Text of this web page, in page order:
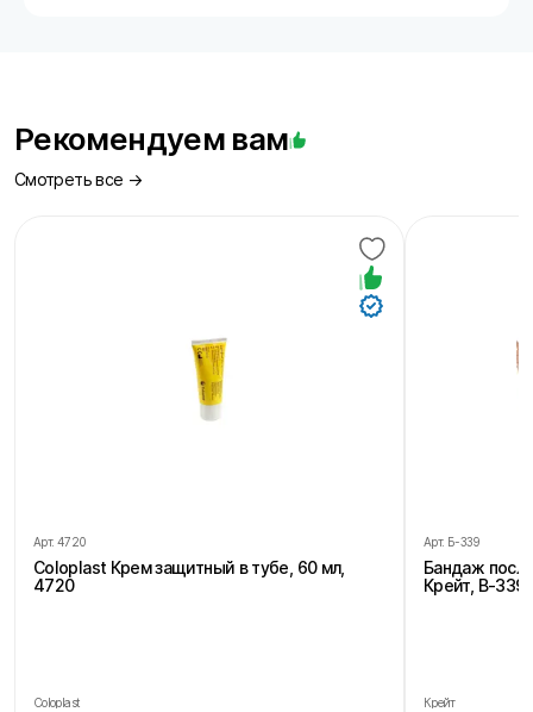
Рекомендуем вам
Смотреть все →
Арт. 4720
Coloplast Крем защитный в тубе, 60 мл,
4720
Coloplast
Арт. Б-339
Бандаж
Крейт, В-
Крейт